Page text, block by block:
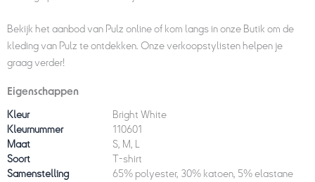
Bekijk het aanbod van Pulz online of kom langs in onze Butik om de
kleding van Pulz te ontdekken. Onze verkoopstylisten helpen je
graag verder!
Eigenschappen
Kleur
Bright White
Kleurnummer
110601
Maat
S, M, L
Soort
T-shirt
Samenstelling
65% polyester, 30% katoen, 5% elastane